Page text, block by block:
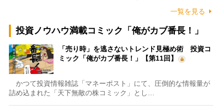
一覧を見る
投資ノウハウ満載コミック「俺がカブ番長！」
「売り時」を逃さないトレンド見極め術 投資コ
ミック「俺がカブ番長！」【第11回】
かつて投資情報雑誌「マネーポスト」にて、圧倒的な情報量が
詰め込まれた「天下無敵の株コミック」とし…